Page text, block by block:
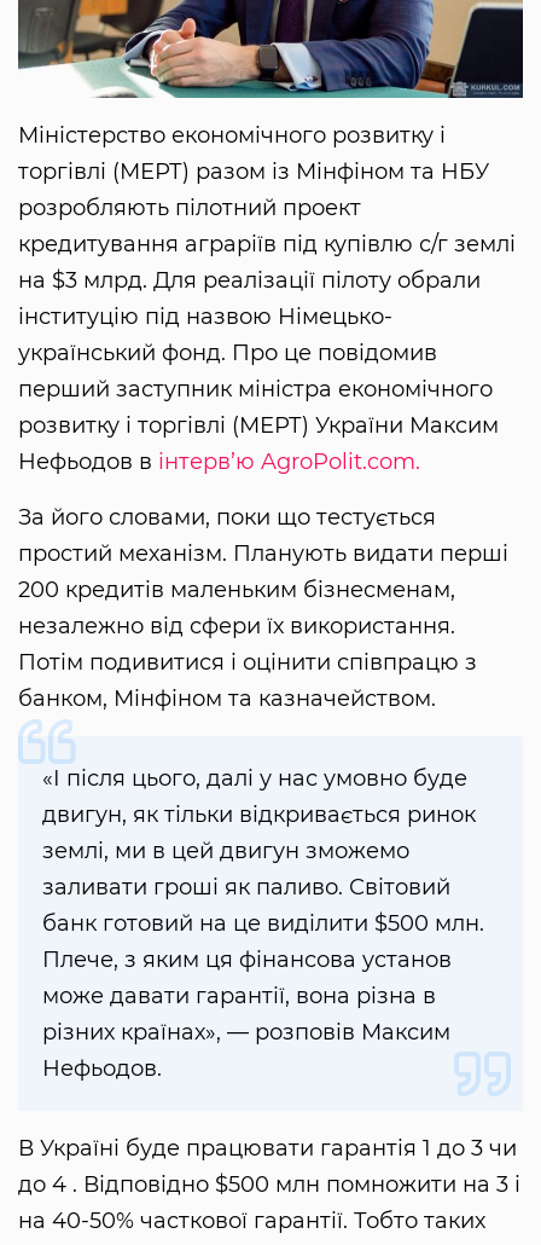
Міністерство економічного розвитку і
торгівлі (МЕРТ) разом із Мінфіном та НБУ
розробляють пілотний проект
кредитування аграріїв під купівлю с/г землі
на $3 млрд. Для реалізації пілоту обрали
інституцію під назвою Німецько-
український фонд. Про це повідомив
перший заступник міністра економічного
розвитку і торгівлі (МЕРТ) України Максим
Нефьодов в інтерв’ю AgroPolit.com.
За його словами, поки що тестується
простий механізм. Планують видати перші
200 кредитів маленьким бізнесменам,
незалежно від сфери їх використання.
Потім подивитися і оцінити співпрацю з
банком, Мінфіном та казначейством.
«І після цього, далі у нас умовно буде
двигун, як тільки відкривається ринок
землі, ми в цей двигун зможемо
заливати гроші як паливо. Світовий
банк готовий на це виділити $500 млн.
Плече, з яким ця фінансова установ
може давати гарантії, вона різна в
різних країнах», — розповів Максим
Нефьодов.
В Україні буде працювати гарантія 1 до 3 чи
до 4 . Відповідно $500 млн помножити на 3 і
на 40-50% часткової гарантії. Тобто таких